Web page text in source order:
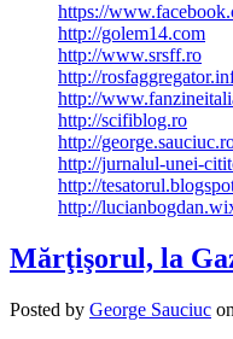
https://
http://golem14.com
http://www.srsff.ro
http://
http://
http://scifiblog.ro
http://
http://jurnalul-unei-
http://
http://
Mărţişorul, la
Posted by George Sauciuc on